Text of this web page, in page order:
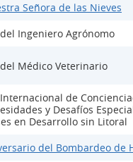
Señora de las Nieves
Ingeniero Agrónomo
Médico Veterinario
de
y Desafíos
en Desarrollo sin Litoral
del Bombardeo de